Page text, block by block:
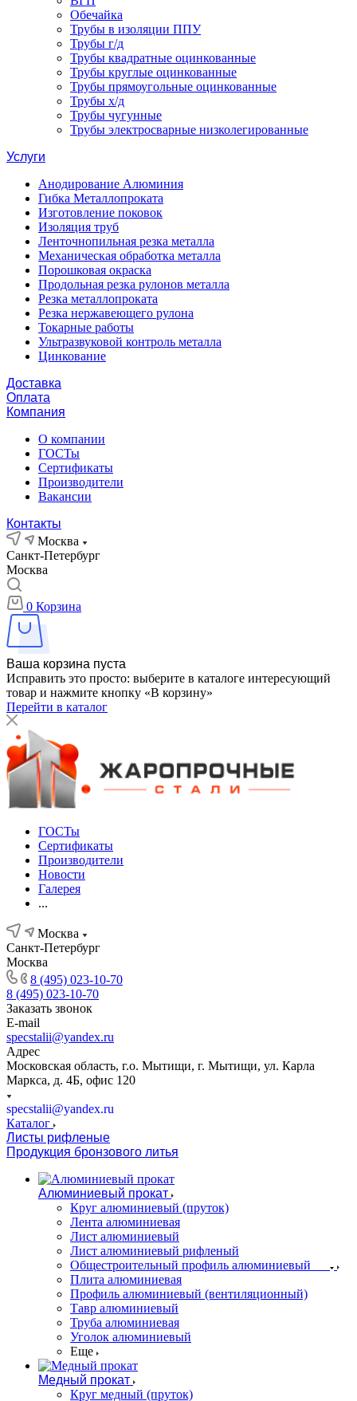
Обечайка
Трубы в изоляции ППУ
Трубы г/д
Трубы квадратные оцинкованные
Трубы круглые оцинкованные
Трубы прямоугольные оцинкованные
Трубы х/д
Трубы чугунные
Трубы электросварные низколегированные
Услуги
Анодирование Алюминия
Гибка Металлопроката
Изготовление поковок
Изоляция труб
Ленточнопильная резка металла
Механическая обработка металла
Порошковая окраска
Продольная резка рулонов металла
Резка металлопроката
Резка нержавеющего рулона
Токарные работы
Ультразвуковой контроль металла
Цинкование
Доставка
Оплата
Компания
О компании
ГОСТы
Сертификаты
Производители
Вакансии
Контакты
Москва
Санкт-Петербург
Москва
0 Корзина
Ваша корзина пуста
Исправить это просто: выберите в каталоге интересующий
товар и нажмите кнопку «В корзину»
Перейти в каталог
ГОСТы
Сертификаты
Производители
Новости
Галерея
...
Москва
Санкт-Петербург
Москва
8 (495) 023-10-70
8 (495) 023-10-70
Заказать звонок
E-mail
specstalii@yandex.ru
Адрес
Московская область, г.о. Мытищи, г. Мытищи, ул. Карла
Маркса, д. 4Б, офис 120
specstalii@yandex.ru
Каталог
Листы рифленые
Продукция бронзового литья
Алюминиевый прокат
Круг алюминиевый (пруток)
Лента алюминиевая
Лист алюминиевый
Лист алюминиевый рифленый
Общестроительный профиль алюминиевый
Плита алюминиевая
Профиль алюминиевый (вентиляционный)
Тавр алюминиевый
Труба алюминиевая
Уголок алюминиевый
Еще
Медный прокат
Круг медный (пруток)